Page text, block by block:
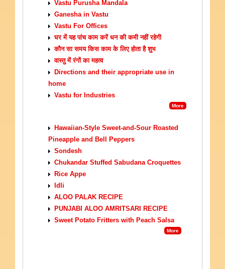
Vastu Purusha Mandala
Ganesha in Vastu
Vastu For Offices
घर में यह पांच काम करें धन की कमी नहीं रहेगी
कौन सा समय किस काम के लिए होता है शुभ
वास्तु में रंगों का महत्व
Directions and their appropriate use in
home
Vastu for Industries
More
Hawaiian-Style Sweet-and-Sour Roasted
Pineapple and Bell Peppers
Sondesh
Chukandar Stuffed Sabudana Croquettes
Rice Appe
Idli
ALOO PALAK RECIPE
PUNJABI ALOO AMRITSARI RECIPE
Sweet Potato Fritters with Peach Salsa
More